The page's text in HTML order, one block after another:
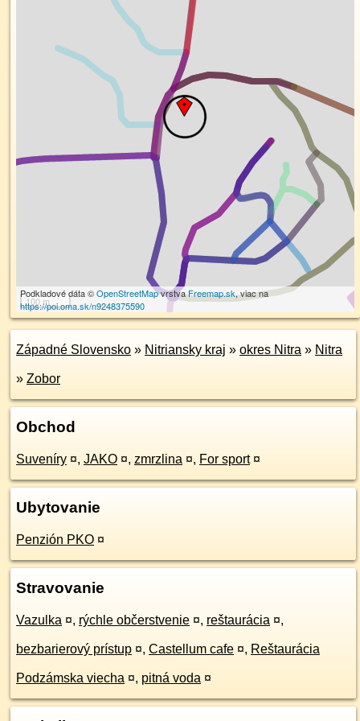
100 m
Podkladové dáta ©OpenStreetMapvrstvaFreemap.sk, viac na
https://poi.oma.sk/n9248375590
Západné Slovensko » Nitriansky kraj » okres Nitra » Nitra
» Zobor
Obchod
Suveníry ¤, JAKO ¤, zmrzlina ¤, For sport ¤
Ubytovanie
Penzión PKO ¤
Stravovanie
Vazulka ¤, rýchle občerstvenie ¤, reštaurácia ¤,
bezbarierový prístup ¤, Castellum cafe ¤, Reštaurácia
Podzámska viecha ¤, pitná voda ¤